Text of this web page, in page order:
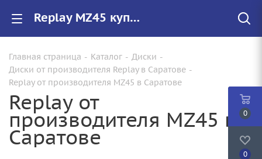
Replay MZ45 купить в Саратове, низкие цены на автомобильные диски
Главная страница - Каталог - Диски -
Диски от производителя Replay в Саратове -
Replay от производителя MZ45 в Саратове
Replay от
производителя MZ45 в
Саратове
0
0